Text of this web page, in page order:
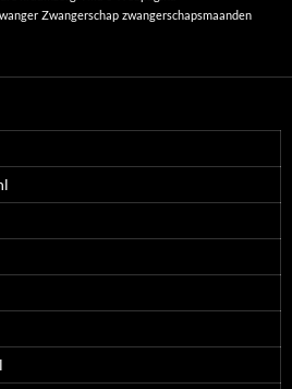
Zwangerschap zwangerschapsmaanden